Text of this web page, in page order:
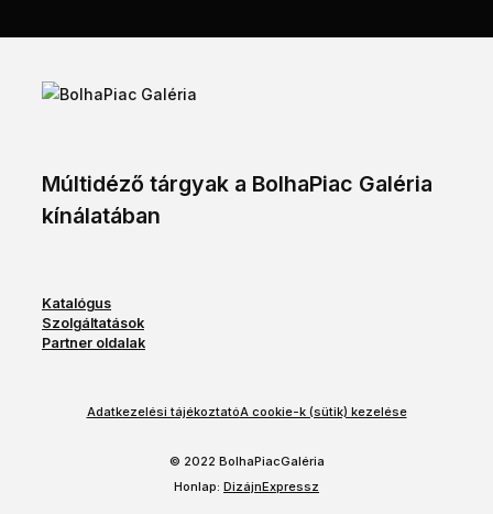
Múltidéző tárgyak a BolhaPiac Galéria
kínálatában
Katalógus
Szolgáltatások
Partner oldalak
Adatkezelési tájékoztatóA cookie-k (sütik) kezelése
© 2022 BolhaPiacGaléria
Honlap: DizájnExpressz